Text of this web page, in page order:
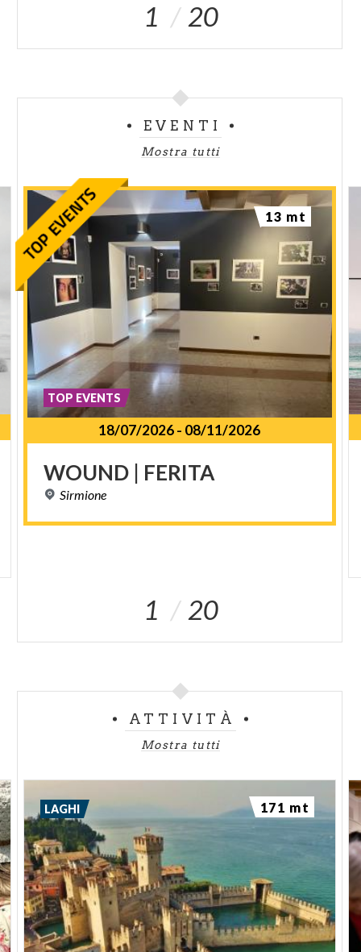
1 20
EVENTI
Mostra tutti
18/07/2026- 08/11/2026
WOUND | FERITA
Sirmione
TOP EVENTS
13 mt
1 20
ATTIVITÀ
Mostra tutti
LAGHI 171 mt